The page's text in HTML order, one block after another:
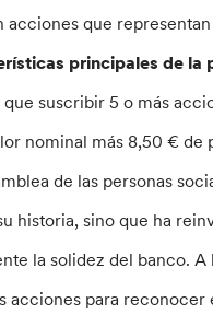
que
principales de la
suscribir 5 o más
nominal más 8,50 € de
de las personas
historia, sino que ha
la solidez del banco. A
acciones para